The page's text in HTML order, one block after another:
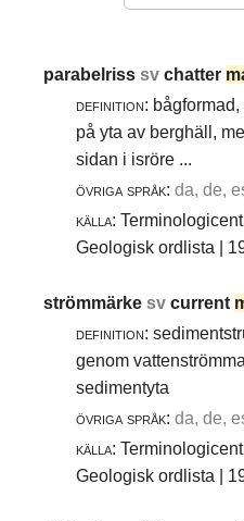
parabelrisssvchatter
definition:
på yta av berghäll,
sidan i isröre ...
övriga språk: da, de,
källa:
Geologisk ordlista |
strömmärkesvcurrent
definition:
genom
sedimentyta
övriga språk: da, de,
källa:
Geologisk ordlista |